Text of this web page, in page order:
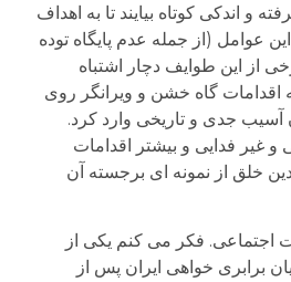
و اندکی کوتاه بیایند تا به اهداف
عوامل (از جمله عدم پایگاه توده
از این طوایف دچار اشتباه
اقدامات گاه خشن و ویرانگر روی
آسیب جدی و تاریخی وارد کرد.
غیر فدایی و بیشتر اقدامات
خلق از نمونه ای برجسته آن
اجتماعی. فکر می کنم یکی از
برابری خواهی ایران پس از